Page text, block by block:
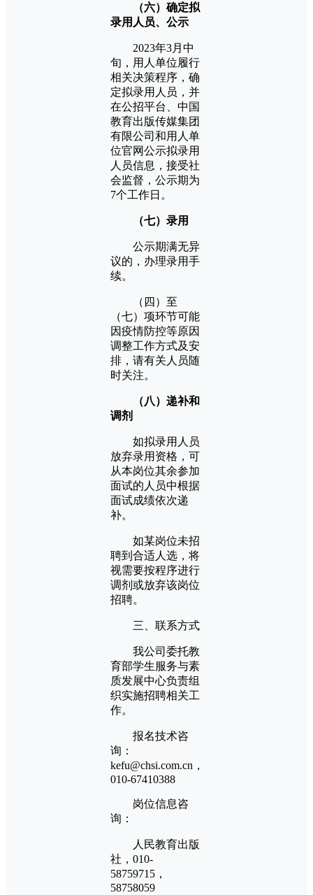
（六）确定拟
录用人员、公示
2023年3月中
旬，用人单位履行
相关决策程序，确
定拟录用人员，并
在公招平台、中国
教育出版传媒集团
有限公司和用人单
位官网公示拟录用
人员信息，接受社
会监督，公示期为
7个工作日。
（七）录用
公示期满无异
议的，办理录用手
续。
（四）至
（七）项环节可能
因疫情防控等原因
调整工作方式及安
排，请有关人员随
时关注。
（八）递补和
调剂
如拟录用人员
放弃录用资格，可
从本岗位其余参加
面试的人员中根据
面试成绩依次递
补。
如某岗位未招
聘到合适人选，将
视需要按程序进行
调剂或放弃该岗位
招聘。
三、联系方式
我公司委托教
育部学生服务与素
质发展中心负责组
织实施招聘相关工
作。
报名技术咨
询：
kefu@chsi.com.cn，
010-67410388
岗位信息咨
询：
人民教育出版
社，010-
58759715，
58758059